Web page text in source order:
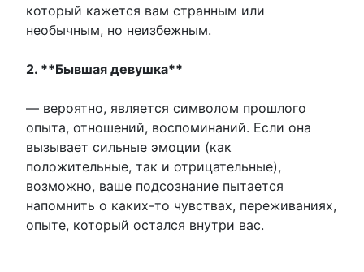
который кажется вам странным или
необычным, но неизбежным.
2. **Бывшая девушка**
— вероятно, является символом прошлого
опыта, отношений, воспоминаний. Если она
вызывает сильные эмоции (как
положительные, так и отрицательные),
возможно, ваше подсознание пытается
напомнить о каких-то чувствах, переживаниях,
опыте, который остался внутри вас.